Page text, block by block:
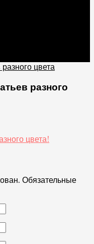
разного
цвета!
Обязательные